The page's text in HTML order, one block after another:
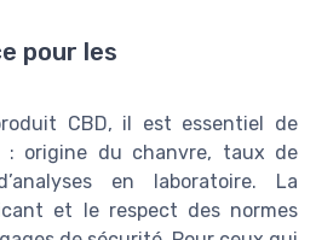
pour les
CBD, il est essentiel de
: origine du chanvre, taux de
en laboratoire. La
et le respect des normes